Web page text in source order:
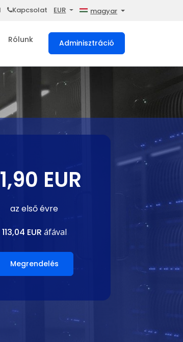
Kapcsolat EUR magyar
Rólunk Adminisztráció
EUR
az első évre
113,04 EUR áfával
Megrendelés